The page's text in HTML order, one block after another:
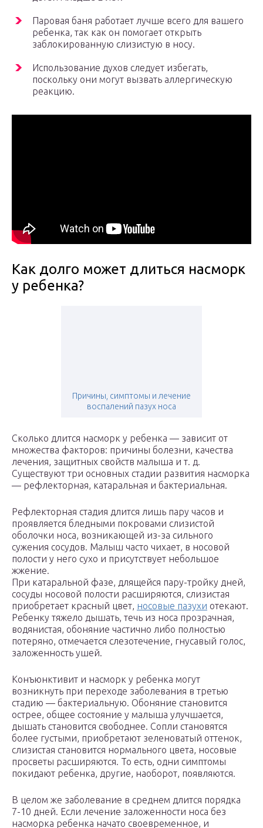
Паровая баня работает лучше всего для вашего
ребенка, так как он помогает открыть
заблокированную слизистую в носу.
Использование духов следует избегать,
поскольку они могут вызвать аллергическую
реакцию.
Как долго может длиться насморк
у ребенка?
Причины, симптомы и лечение
воспалений пазух носа
Сколько длится насморк у ребенка — зависит от
множества факторов: причины болезни, качества
лечения, защитных свойств малыша и т. д.
Существуют три основных стадии развития насморка
— рефлекторная, катаральная и бактериальная.
Рефлекторная стадия длится лишь пару часов и
проявляется бледными покровами слизистой
оболочки носа, возникающей из-за сильного
сужения сосудов. Малыш часто чихает, в носовой
полости у него сухо и присутствует небольшое
жжение.
При катаральной фазе, длящейся пару-тройку дней,
сосуды носовой полости расширяются, слизистая
приобретает красный цвет, носовые пазухи отекают.
Ребенку тяжело дышать, течь из носа прозрачная,
водянистая, обоняние частично либо полностью
потеряно, отмечается слезотечение, гнусавый голос,
заложенность ушей.
Конъюнктивит и насморк у ребенка могут
возникнуть при переходе заболевания в третью
стадию — бактериальную. Обоняние становится
острее, общее состояние у малыша улучшается,
дышать становится свободнее. Сопли становятся
более густыми, приобретают зеленоватый оттенок,
слизистая становится нормального цвета, носовые
просветы расширяются. То есть, одни симптомы
покидают ребенка, другие, наоборот, появляются.
В целом же заболевание в среднем длится порядка
7-10 дней. Если лечение заложенности носа без
насморка ребенка начато своевременное, и